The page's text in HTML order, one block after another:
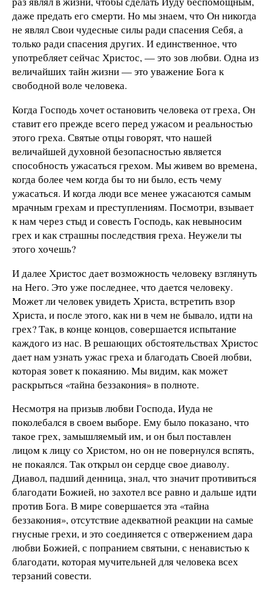
даже предать его смерти. Но мы знаем, что Он никогда
не являл Свои чудесные силы ради спасения Себя, а
только ради спасения других. И единственное, что
употребляет сейчас Христос, — это зов любви. Одна из
величайших тайн жизни — это уважение Бога к
свободной воле человека.
Когда Господь хочет остановить человека от греха, Он
ставит его прежде всего перед ужасом и реальностью
этого греха. Святые отцы говорят, что нашей
величайшей духовной безопасностью является
способность ужасаться грехом. Мы живем во времена,
когда более чем когда бы то ни было, есть чему
ужасаться. И когда люди все менее ужасаются самым
мрачным грехам и преступлениям. Посмотри, взывает
к нам через стыд и совесть Господь, как невыносим
грех и как страшны последствия греха. Неужели ты
этого хочешь?
И далее Христос дает возможность человеку взглянуть
на Него. Это уже последнее, что дается человеку.
Может ли человек увидеть Христа, встретить взор
Христа, и после этого, как ни в чем не бывало, идти на
грех? Так, в конце концов, совершается испытание
каждого из нас. В решающих обстоятельствах Христос
дает нам узнать ужас греха и благодать Своей любви,
которая зовет к покаянию. Мы видим, как может
раскрыться «тайна беззакония» в полноте.
Несмотря на призыв любви Господа, Иуда не
поколебался в своем выборе. Ему было показано, что
такое грех, замышляемый им, и он был поставлен
лицом к лицу со Христом, но он не повернулся вспять,
не покаялся. Так открыл он сердце свое диаволу.
Диавол, падший денница, знал, что значит противиться
благодати Божией, но захотел все равно и дальше идти
против Бога. В мире совершается эта «тайна
беззакония», отсутствие адекватной реакции на самые
гнусные грехи, и это соединяется с отвержением дара
любви Божией, с попранием святыни, с ненавистью к
благодати, которая мучительней для человека всех
терзаний совести.